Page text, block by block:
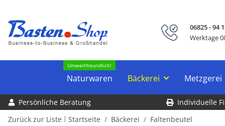
06825 - 94
Werktage
Naturwaren
Umweltfreundlich!
Bäckerei Metzgerei
Persönliche Beratung Individuelle
Zurück zur Liste
Startseite Bäckerei Faltenbeutel